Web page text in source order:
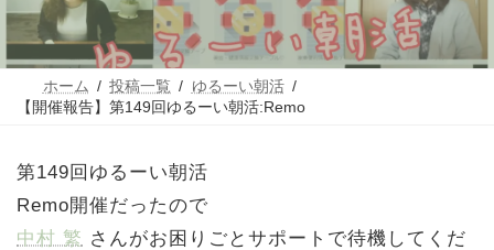
ホーム 投稿一覧
ゆるーい朝活
【開催報告】第149回ゆるーい朝活:Remo
第149回ゆるーい朝活
Remo開催だったので
中村 繁 さんがお困りごとサポートで待機してくだ